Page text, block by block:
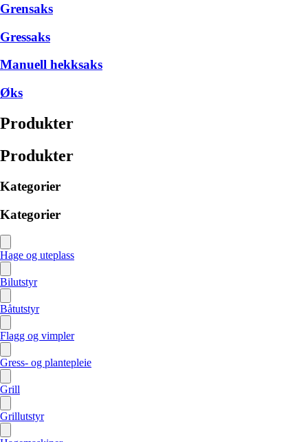
Grensaks
Gressaks
Manuell hekksaks
Øks
Produkter
Produkter
Kategorier
Kategorier
Hage og uteplass
Bilutstyr
Båtutstyr
Flagg og vimpler
Gress- og plantepleie
Grill
Grillutstyr